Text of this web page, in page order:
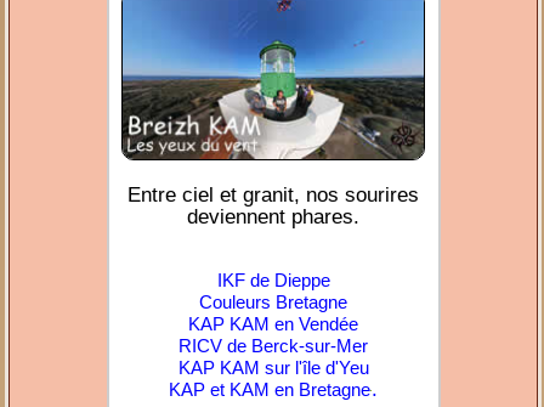
Entre ciel et granit, nos sourires
deviennent phares.
IKF de Dieppe
Couleurs Bretagne
KAP KAM en Vendée
RICV de Berck-sur-Mer
KAP KAM sur l'île d'Yeu
KAP et KAM en Bretagne.